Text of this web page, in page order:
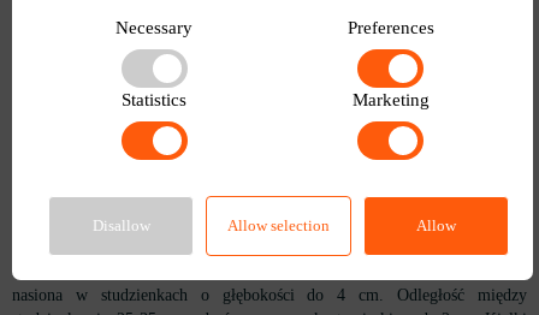
Siać do pojemników na głębokość 1-2 cm, w odległości 2-3 cm, posypać
piaskiem do 1,5 cm na wierzchu. Zasiewy przykryć folią i umieścić
pojemniki w zaciemnionym miejscu. Optymalna temperatura dla wzrostu
sadzonek wynosi 20-22 ºC. Kiełków można spodziewać się po 6-10 dniach.
Po pojawieniu się prawdziwej pary liści rośliny są zbierane w odległości 5-
7 cm. Kiełki są przenoszone do ziemi w fazie 5 liści, od kwietnia do
wieczorem, aby delikatne krzewy nie zostały spalone przez słońce.
Odległość między nimi wynosi od 20 do 50 cm, w zależności od odmiany.
Maciejka w otwartym terenie wysiewa się od początku kwietnia, 2-4
nasiona w studzienkach o głębokości do 4 cm. Odległość między
Necessary Preferences
Statistics Marketing
Disallow Allow selection Allow